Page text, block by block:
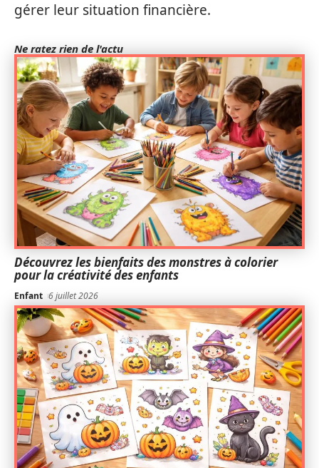
gérer leur situation financière.
Ne ratez rien de l'actu
Découvrez les bienfaits des monstres à colorier
pour la créativité des enfants
Enfant 6 juillet 2026